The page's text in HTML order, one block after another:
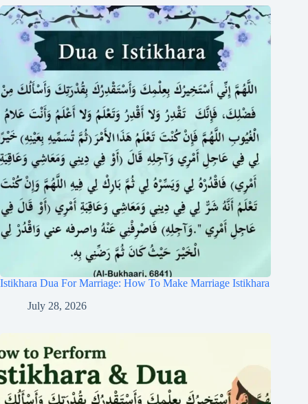
Istikhara Dua For Marriage: How To Make Marriage Istikhara
July 28, 2026